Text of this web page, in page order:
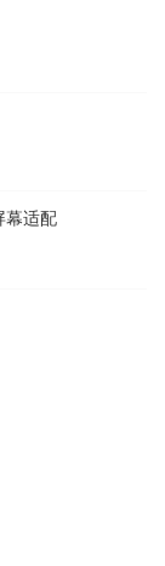
左到右流转，
表示秩序感强
认、是否为空
，具体
字符什么的，
来提高效率。
幕适配